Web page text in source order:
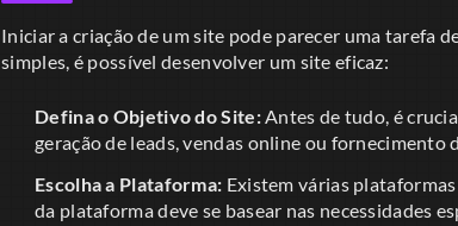
Iniciar a criação de um site pode parecer uma tarefa
simples, é possível desenvolver um site eficaz:
Defina o Objetivo do Site:Antes de tudo, é
geração de leads, vendas online ou fornecimento
Escolha a Plataforma: Existem várias
da plataforma deve se basear nas necessidades